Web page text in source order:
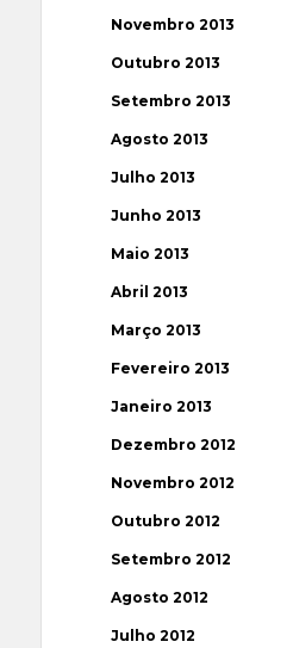
Novembro 2013
Outubro 2013
Setembro 2013
Agosto 2013
Julho 2013
Junho 2013
Maio 2013
Abril 2013
Março 2013
Fevereiro 2013
Janeiro 2013
Dezembro 2012
Novembro 2012
Outubro 2012
Setembro 2012
Agosto 2012
Julho 2012